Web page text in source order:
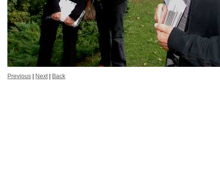
Previous Next| Back